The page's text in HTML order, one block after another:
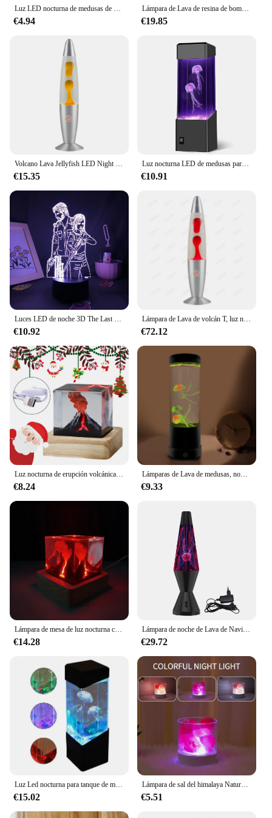
Luz LED nocturna de medusas de Lava volcán, enchufe del Reino Unido, lámpara de noche para dormitorio, Base de aleación de aluminio, lámpara de Lava de movimiento de la paz, decoración interior del hogar
€4.94
Lámpara de Lava de resina de bomba atómica Original hecha a mano, USB, noche, manualidades de Halloween, lámpara de luz de Navidad, mesa creativa, regalos de dormitorio, Y2P2
€19.85
Volcano Lava Jellyfish LED Night Light, enchufe del Reino Unido, lámpara de medusas, luz nocturna de Lava volcánica creativa para el hogar, sala de estar, dormitorio
€15.35
Luz nocturna LED de medusas para acuario, lámpara de Lava colorida que mejora la decoración de la habitación de los niños, regalo perfecto para mejorar el estado de ánimo
€10.91
€10.92
Lámpara de Lava de volcán T, luz nocturna, lámpara LED creativa de aleación de aluminio para el hogar, sala de estar, dormitorio, luces decorativas, lámpara de noche para niños
€72.12
€8.24
Lámparas de Lava de medusas, novedad, luz nocturna, lámpara de mesa de humor para el hogar, dormitorio, oficina, decoración de escritorio, regalos de vacaciones
€9.33
€14.28
Lámpara de noche de Lava de Navidad sensible al tacto, luz de Plasma, decoración del hogar inteligente, sonido de 14 pulgadas
€29.72
€15.02
Lámpara de sal del himalaya Natural USB, luz Led nocturna de cristal, purificador de aire, lámpara de llama de atmósfera, luz cálida para interiores, lámpara de Lava para dormitorio
€5.51